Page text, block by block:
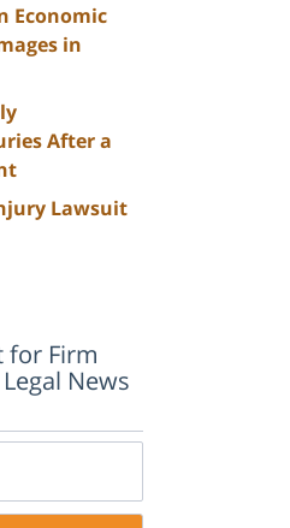
Economic
in
After a
Lawsuit
for Firm
News